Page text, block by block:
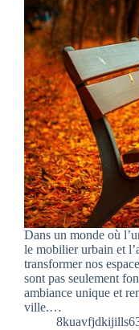
Dans un monde où
le mobilier urbain et
transformer nos
sont pas seulement
ambiance unique et
ville.…